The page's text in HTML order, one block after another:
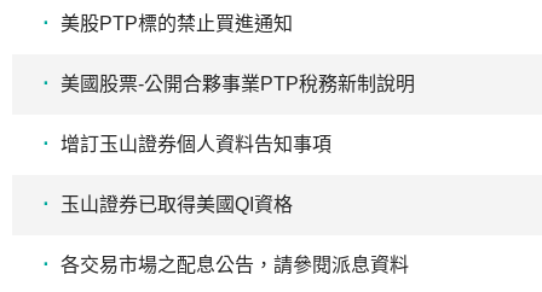
美股PTP標的禁止買進通知
美國股票-公開合夥事業PTP稅務新制說明
增訂玉山證券個人資料告知事項
玉山證券已取得美國QI資格
各交易市場之配息公告，請參閱派息資料